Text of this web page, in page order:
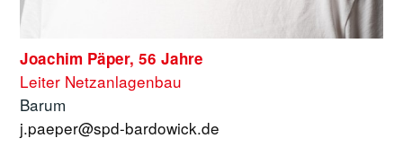
Joachim Päper, 56 Jahre
Leiter Netzanlagenbau
Barum
j.paeper@spd-bardowick.de